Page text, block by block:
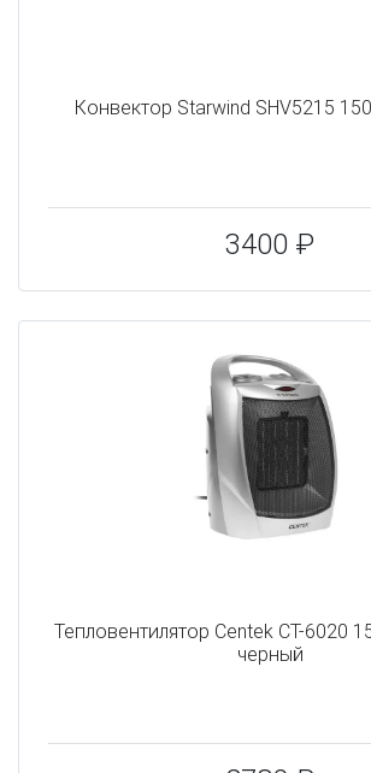
Конвектор Starwind SHV5215
3400 ₽
Тепловентилятор Centek CT-6020
черный